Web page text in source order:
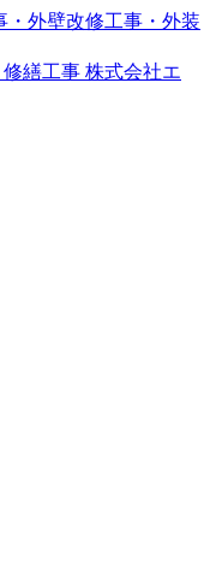
修繕工事 株式会社エ